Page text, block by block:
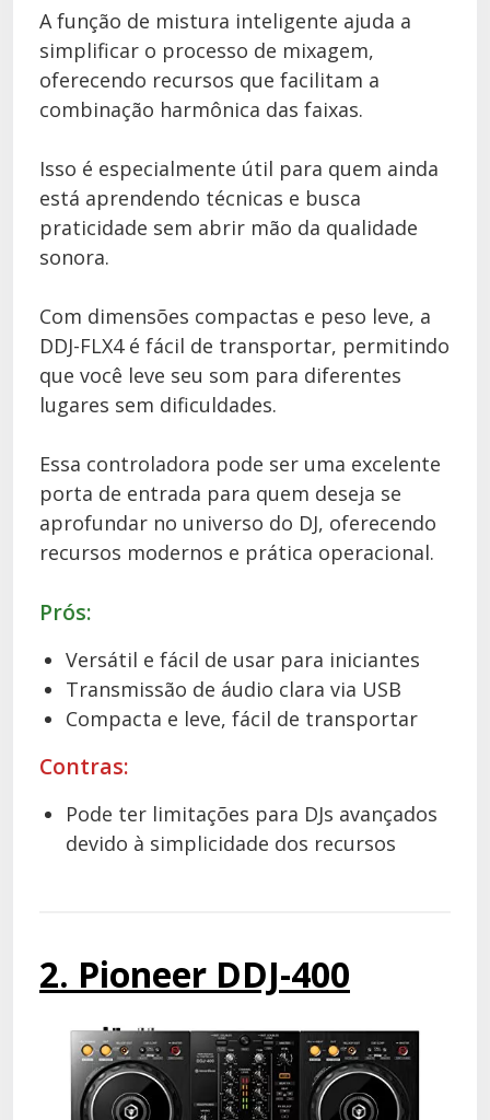
A função de mistura inteligente ajuda a
simplificar o processo de mixagem,
oferecendo recursos que facilitam a
combinação harmônica das faixas.
Isso é especialmente útil para quem ainda
está aprendendo técnicas e busca
praticidade sem abrir mão da qualidade
sonora.
Com dimensões compactas e peso leve, a
DDJ-FLX4 é fácil de transportar, permitindo
que você leve seu som para diferentes
lugares sem dificuldades.
Essa controladora pode ser uma excelente
porta de entrada para quem deseja se
aprofundar no universo do DJ, oferecendo
recursos modernos e prática operacional.
Prós:
Versátil e fácil de usar para iniciantes
Transmissão de áudio clara via USB
Compacta e leve, fácil de transportar
Contras:
Pode ter limitações para DJs avançados
devido à simplicidade dos recursos
2. Pioneer DDJ-400